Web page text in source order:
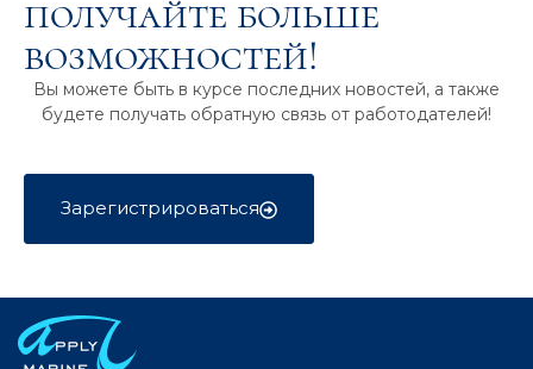
получайте больше
возможностей!
Вы можете быть в курсе последних новостей, а также
будете получать обратную связь от работодателей!
Зарегистрироваться